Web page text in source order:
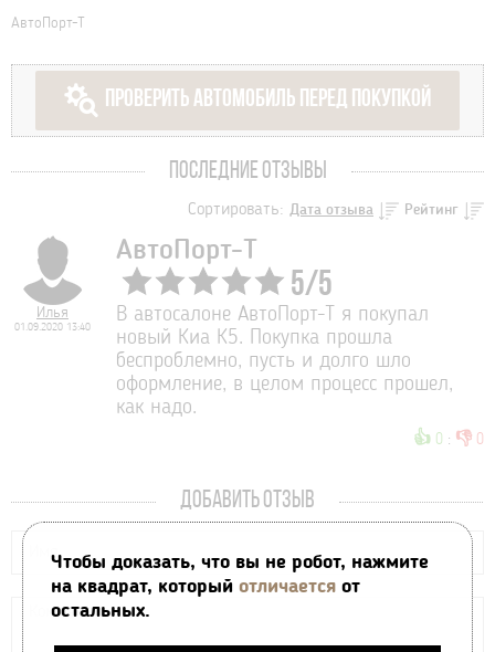
АвтоПорт-Т
ПРОВЕРИТЬ АВТОМОБИЛЬ ПЕРЕД ПОКУПКОЙ
ПОСЛЕДНИЕ ОТЗЫВЫ
Сортировать: Дата отзыва Рейтинг
Илья
01.09.2020 13:40
АвтоПорт-Т
5/5
В автосалоне АвтоПорт-Т я покупал
новый Киа К5. Покупка прошла
беспроблемно, пусть и долго шло
оформление, в целом процесс прошел,
как надо.
👍 0 : 👎 0
ДОБАВИТЬ ОТЗЫВ
Чтобы доказать, что вы не робот, нажмите
на квадрат, который отличается от
остальных.